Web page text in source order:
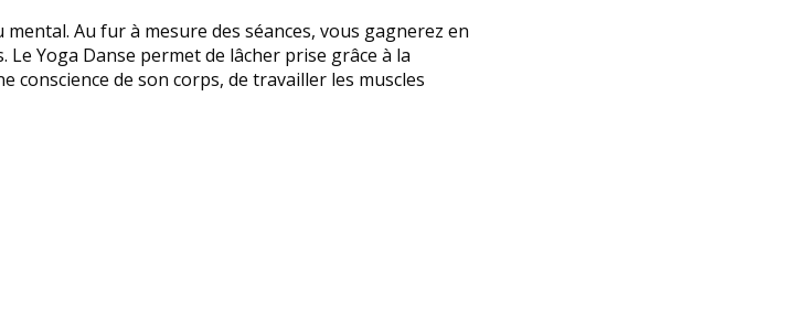
Au fur à mesure des séances, vous gagnerez en
Yoga Danse permet de lâcher prise grâce à la
de son corps, de travailler les muscles